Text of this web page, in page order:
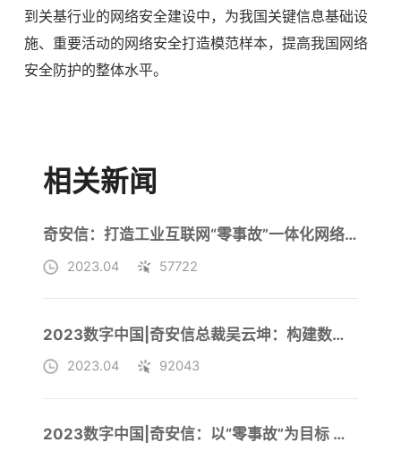
到关基行业的网络安全建设中，为我国关键信息基础设
施、重要活动的网络安全打造模范样本，提高我国网络
安全防护的整体水平。
相关新闻
奇安信：打造工业互联网“零事故”一体化网络安全运营体系
2023.04 57722
2023数字中国|奇安信总裁吴云坤：构建数字安全屏障要以“零事故”为目标
2023.04 92043
2023数字中国|奇安信：以“零事故”为目标 打造数字丝绸之路安全底板